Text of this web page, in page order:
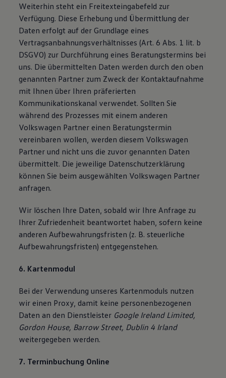
Weiterhin steht ein Freitexteingabefeld zur
Verfügung. Diese Erhebung und Übermittlung der
Daten erfolgt auf der Grundlage eines
Vertragsanbahnungsverhältnisses (Art. 6 Abs. 1 lit. b
DSGVO) zur Durchführung eines Beratungstermins bei
uns. Die übermittelten Daten werden durch den oben
genannten Partner zum Zweck der Kontaktaufnahme
mit Ihnen über Ihren präferierten
Kommunikationskanal verwendet. Sollten Sie
während des Prozesses mit einem anderen
Volkswagen Partner einen Beratungstermin
vereinbaren wollen, werden diesem Volkswagen
Partner und nicht uns die zuvor genannten Daten
übermittelt. Die jeweilige Datenschutzerklärung
können Sie beim ausgewählten Volkswagen Partner
anfragen.
Wir löschen Ihre Daten, sobald wir Ihre Anfrage zu
Ihrer Zufriedenheit beantwortet haben, sofern keine
anderen Aufbewahrungsfristen (z. B. steuerliche
Aufbewahrungsfristen) entgegenstehen.
6. Kartenmodul
Bei der Verwendung unseres Kartenmoduls nutzen
wir einen Proxy, damit keine personenbezogenen
Daten an den Dienstleister Google Ireland Limited,
Gordon House, Barrow Street, Dublin 4 Irland
weitergegeben werden.
7. Terminbuchung Online